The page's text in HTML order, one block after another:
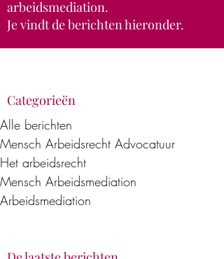
arbeidsmediation.
Je vindt de berichten hieronder.
Categorieën
Alle berichten
Mensch Arbeidsrecht Advocatuur
Het arbeidsrecht
Mensch Arbeidsmediation
Arbeidsmediation